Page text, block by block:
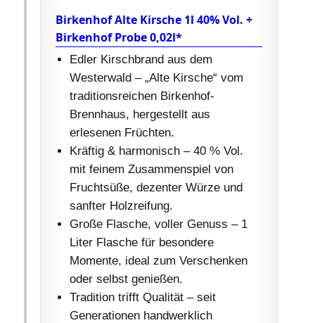
Birkenhof Alte Kirsche 1l 40% Vol. +
Birkenhof Probe 0,02l*
Edler Kirschbrand aus dem
Westerwald – „Alte Kirsche“ vom
traditionsreichen Birkenhof-
Brennhaus, hergestellt aus
erlesenen Früchten.
Kräftig & harmonisch – 40 % Vol.
mit feinem Zusammenspiel von
Fruchtsüße, dezenter Würze und
sanfter Holzreifung.
Große Flasche, voller Genuss – 1
Liter Flasche für besondere
Momente, ideal zum Verschenken
oder selbst genießen.
Tradition trifft Qualität – seit
Generationen handwerklich